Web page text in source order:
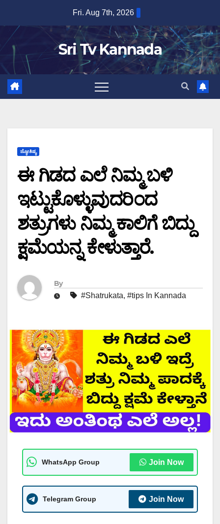
content
Fri. Aug 7th, 2026
Sri Tv Kannada
ಜ್ಯೋತಿಷ್ಯ
ಈ ಗಿಡದ ಎಲೆ ನಿಮ್ಮ ಬಳಿ
ಇಟ್ಟುಕೊಳ್ಳುವುದರಿಂದ
ಶತ್ರುಗಳು ನಿಮ್ಮ ಕಾಲಿಗೆ ಬಿದ್ದು
ಕ್ಷಮೆಯನ್ನ ಕೇಳುತ್ತಾರೆ.
By
#Shatrukata, #tips In Kannada
WhatsApp Group Join Now
Telegram Group Join Now